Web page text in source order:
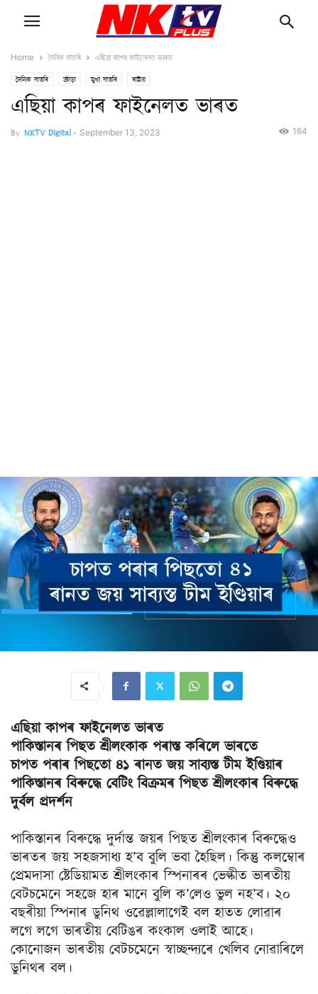
Home দৈনিক বাতৰি এছিয়া কাপৰ ফাইনেলত ভাৰত
দৈনিক বাতৰি ক্ৰীড়া মুখ্য বাতৰি ৰাষ্ট্ৰীয়
এছিয়া কাপৰ ফাইনেলত ভাৰত
By NKTV Digital- September 13, 2023 164
এছিয়া কাপৰ ফাইনেলত ভাৰত
পাকিস্তানৰ পিছত শ্ৰীলংকাক পৰাস্ত কৰিলে ভাৰতে
চাপত পৰাৰ পিছতো ৪১ ৰানত জয় সাব্যস্ত টীম ইণ্ডিয়াৰ
পাকিস্তানৰ বিৰুদ্ধে বেটিং বিক্ৰমৰ পিছত শ্ৰীলংকাৰ বিৰুদ্ধে
দুৰ্বল প্ৰদৰ্শন
পাকিস্তানৰ বিৰুদ্ধে দুৰ্দান্ত জয়ৰ পিছত শ্ৰীলংকাৰ বিৰুদ্ধেও
ভাৰতৰ জয় সহজসাধ্য হ’ব বুলি ভবা হৈছিল। কিন্তু কলম্বোৰ
প্ৰেমদাসা ষ্টেডিয়ামত শ্ৰীলংকাৰ স্পিনাৰৰ ভেল্কীত ভাৰতীয়
বেটচমেনে সহজে হাৰ মানে বুলি ক’লেও ভুল নহ’ব। ২০
বছৰীয়া স্পিনাৰ ডুনিথ ওৱেল্লালাগেই বল হাতত লোৱাৰ
লগে লগে ভাৰতীয় বেটিঙৰ কংকাল ওলাই আহে।
কোনোজন ভাৰতীয় বেটচমেনে স্বাচ্ছন্দ্যৰে খেলিব নোৱাৰিলে
ডুনিথৰ বল।